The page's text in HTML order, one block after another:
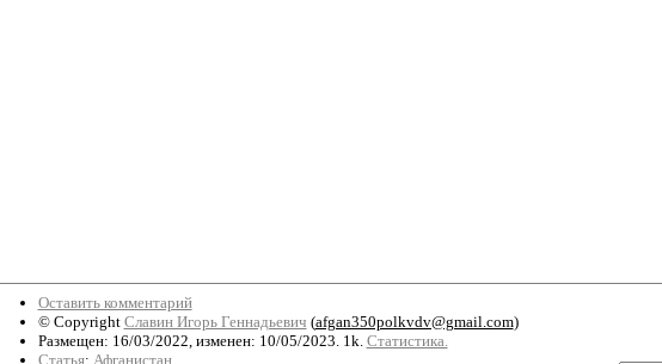
Оставить комментарий
© Copyright Славин Игорь Геннадьевич (afgan350polkvdv@gmail.com)
Размещен: 16/03/2022, изменен: 10/05/2023. 1k. Статистика.
Статья: Афганистан